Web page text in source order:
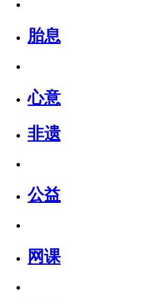
胎息
心意
非遗
公益
网课